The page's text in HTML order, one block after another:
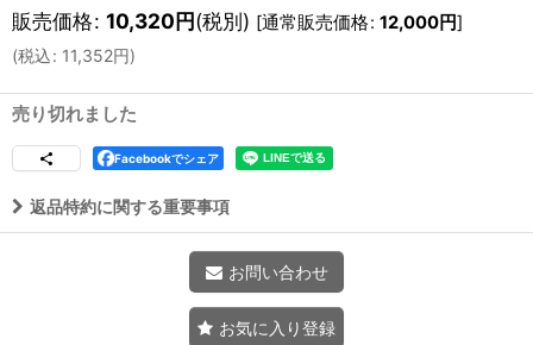
販売価格: 10,320円(税別) [通常販売価格: 12,000円]
(税込: 11,352円)
売り切れました
Facebookでシェア
返品特約に関する重要事項
お問い合わせ
お気に入り登録